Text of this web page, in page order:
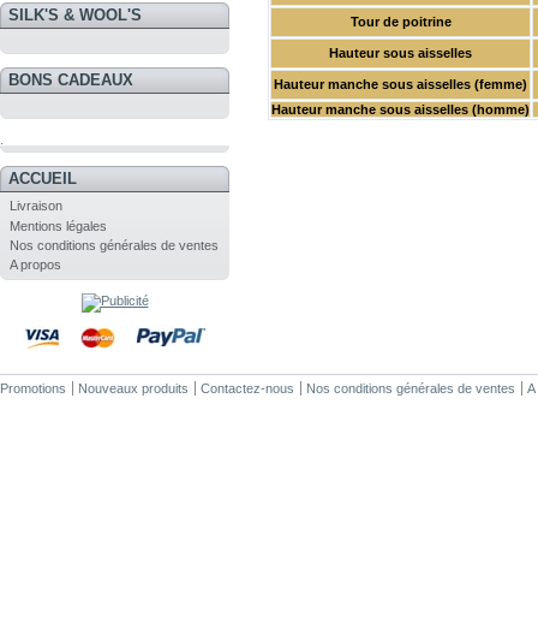
SILK'S & WOOL'S
BONS CADEAUX
ACCUEIL
Livraison
Mentions légales
Nos conditions générales de ventes
A propos
Tour de poitrine
Hauteur sous aisselles
Hauteur manche sous aisselles (femme)
Hauteur manche sous aisselles (homme)
Promotions Nouveaux produits Contactez-nous Nos conditions générales de ventes A